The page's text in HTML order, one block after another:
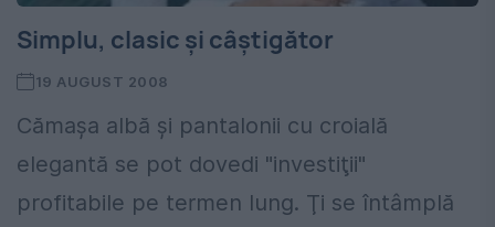
Simplu, clasic şi câştigător
19 AUGUST 2008
Cămaşa albă şi pantalonii cu croială
elegantă se pot dovedi "investiţii"
profitabile pe termen lung. Ţi se întâmplă